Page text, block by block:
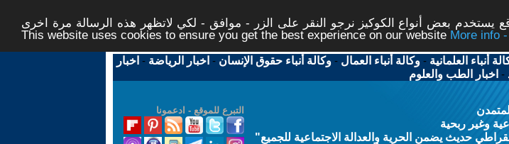
يستخدم بعض أنواع الكوكيز نرجو النقر على الزر - موافق - لكي لاتظهر هذه الرسالة مرة اخرى -
This website uses cookies to ensure you get the best experience on our website
أنباء العلمانية -وكالة أنباء العمال -وكالة أنباء حقوق الإنسان - اخبار الرياضة - اخبار
- اخبار الطب والعلوم
التبرع للموقع - ادعمونا
وغير ربحية
حديث يضمن الحرية والعدالة الاجتماعية للجميع"